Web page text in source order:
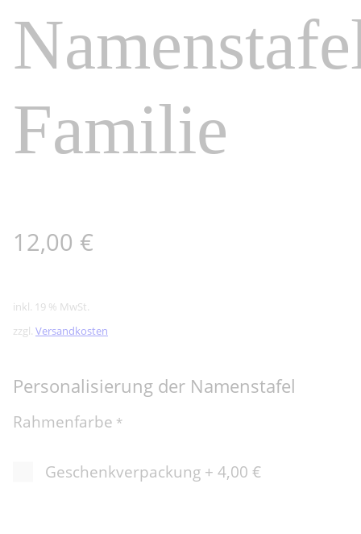
Familie
12,00 €
inkl. 19 % MwSt.
zzgl. Versandkosten
Personalisierung der Namenstafel
Rahmenfarbe *
Geschenkverpackung + 4,00 €